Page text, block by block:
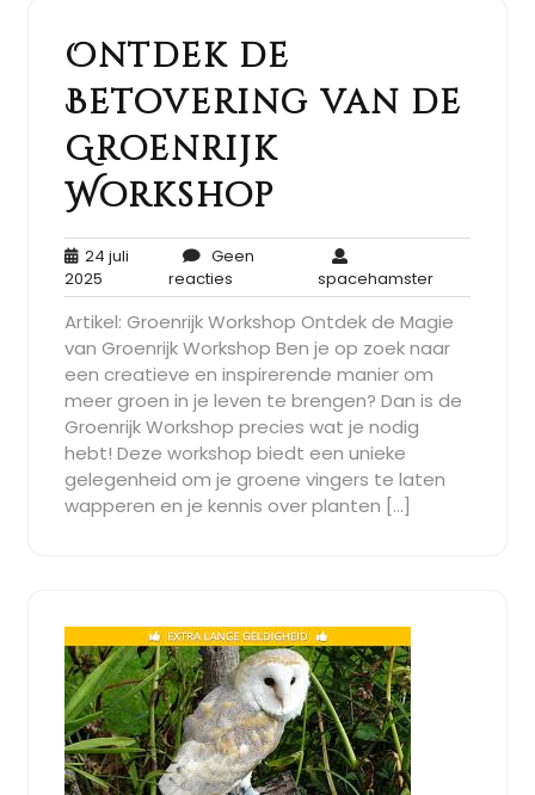
Ontdek de
Betovering van de
Groenrijk
Workshop
24 juli
2025
juli
2025
Geen
reactiesGeen
reacties
spacehamster
Artikel: Groenrijk Workshop Ontdek de Magie
van Groenrijk Workshop Ben je op zoek naar
een creatieve en inspirerende manier om
meer groen in je leven te brengen? Dan is de
Groenrijk Workshop precies wat je nodig
hebt! Deze workshop biedt een unieke
gelegenheid om je groene vingers te laten
wapperen en je kennis over planten […]